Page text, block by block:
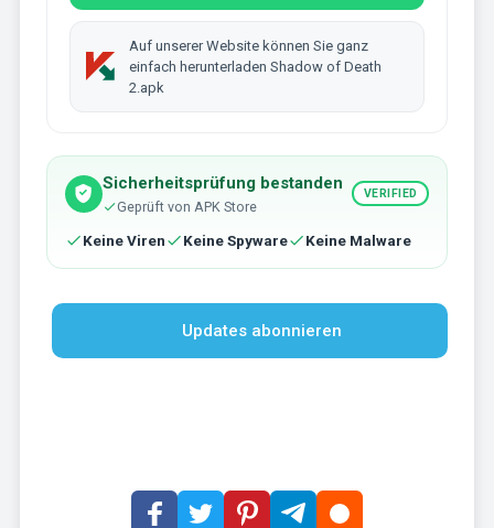
Auf unserer Website können Sie ganz
einfach herunterladen Shadow of Death
2.apk
Sicherheitsprüfung bestanden
Geprüft von APK Store
VERIFIED
Keine Viren Keine Spyware Keine Malware
Updates abonnieren